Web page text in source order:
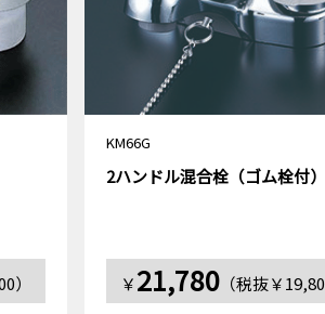
）
KM66G
2ハンドル混合栓（ゴム栓付）
￥21,780 （税抜￥